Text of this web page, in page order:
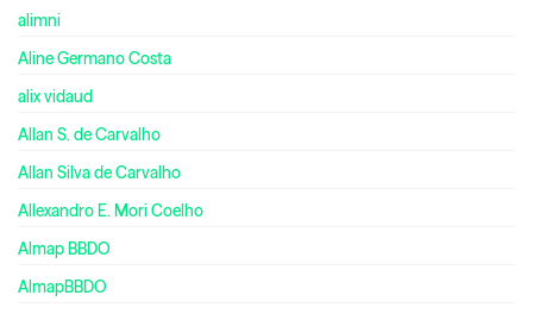
alimni
Aline Germano Costa
alix vidaud
Allan S. de Carvalho
Allan Silva de Carvalho
Allexandro E. Mori Coelho
Almap BBDO
AlmapBBDO